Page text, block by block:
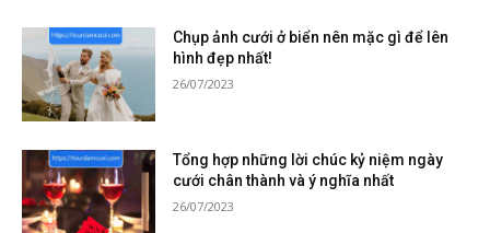
Chụp ảnh cưới ở biển nên mặc gì để lên
hình đẹp nhất!
26/07/2023
Tổng hợp những lời chúc kỷ niệm ngày
cưới chân thành và ý nghĩa nhất
26/07/2023